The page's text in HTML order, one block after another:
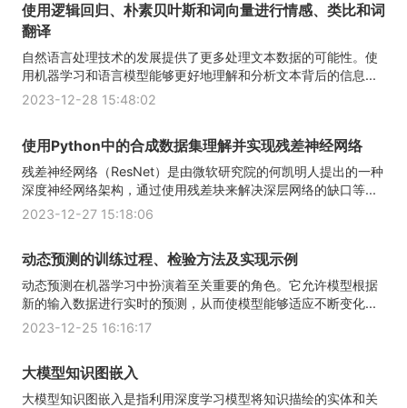
使用逻辑回归、朴素贝叶斯和词向量进行情感、类比和词
翻译
自然语言处理技术的发展提供了更多处理文本数据的可能性。使
用机器学习和语言模型能够更好地理解和分析文本背后的信息...
2023-12-28 15:48:02
使用Python中的合成数据集理解并实现残差神经网络
残差神经网络（ResNet）是由微软研究院的何凯明人提出的一种
深度神经网络架构，通过使用残差块来解决深层网络的缺口等...
2023-12-27 15:18:06
动态预测的训练过程、检验方法及实现示例
动态预测在机器学习中扮演着至关重要的角色。它允许模型根据
新的输入数据进行实时的预测，从而使模型能够适应不断变化...
2023-12-25 16:16:17
大模型知识图嵌入
大模型知识图嵌入是指利用深度学习模型将知识描绘的实体和关